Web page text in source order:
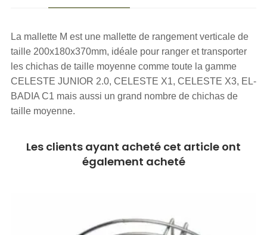
La mallette M est une mallette de rangement verticale de
taille 200x180x370mm, idéale pour ranger et transporter
les chichas de taille moyenne comme toute la gamme
CELESTE JUNIOR 2.0, CELESTE X1, CELESTE X3, EL-
BADIA C1 mais aussi un grand nombre de chichas de
taille moyenne.
Les clients ayant acheté cet article ont
également acheté